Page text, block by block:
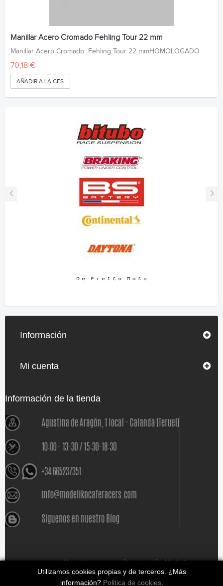
Manillar Acero Cromado Fehling Tour 22 mm
Manillar Acero Cromado Fehling Tour 22 mmHOMOLOGADO
70,18 €
AÑADIR A LA CESTA
Información
Mi cuenta
Información de la tienda
Utilizamos cookies propias y de terceros. ¿Más
información? Politica de cookies.
www.modelikocaferacers.com Designed By Modeliko